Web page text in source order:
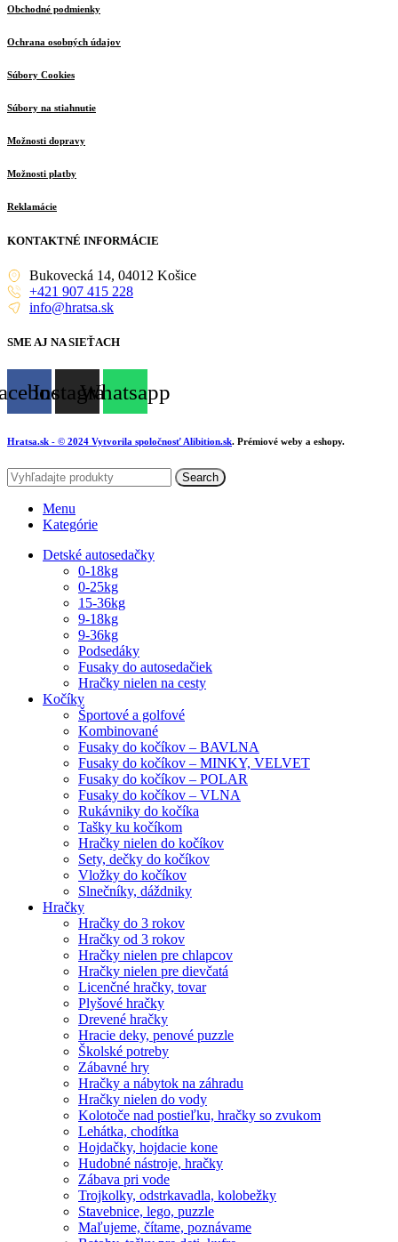
Obchodné podmienky
Ochrana osobných údajov
Súbory Cookies
Súbory na stiahnutie
Možnosti dopravy
Možnosti platby
Reklamácie
KONTAKTNÉ INFORMÁCIE
Bukovecká 14, 04012 Košice
+421 907 415 228
info@hratsa.sk
SME AJ NA SIEŤACH
InstagramWhatsapp
Hratsa.sk - © 2024 Vytvorila spoločnosť Alibition.sk. Prémiové weby a eshopy.
Search
Menu
Kategórie
Detské autosedačky
0-18kg
0-25kg
15-36kg
9-18kg
9-36kg
Podsedáky
Fusaky do autosedačiek
Hračky nielen na cesty
Kočíky
Športové a golfové
Kombinované
Fusaky do kočíkov – BAVLNA
Fusaky do kočíkov – MINKY, VELVET
Fusaky do kočíkov – POLAR
Fusaky do kočíkov – VLNA
Rukávniky do kočíka
Tašky ku kočíkom
Hračky nielen do kočíkov
Sety, dečky do kočíkov
Vložky do kočíkov
Slnečníky, dáždniky
Hračky
Hračky do 3 rokov
Hračky od 3 rokov
Hračky nielen pre chlapcov
Hračky nielen pre dievčatá
Licenčné hračky, tovar
Plyšové hračky
Drevené hračky
Hracie deky, penové puzzle
Školské potreby
Zábavné hry
Hračky a nábytok na záhradu
Hračky nielen do vody
Kolotoče nad postieľku, hračky so zvukom
Lehátka, chodítka
Hojdačky, hojdacie kone
Hudobné nástroje, hračky
Zábava pri vode
Trojkolky, odstrkavadla, kolobežky
Stavebnice, lego, puzzle
Maľujeme, čítame, poznávame